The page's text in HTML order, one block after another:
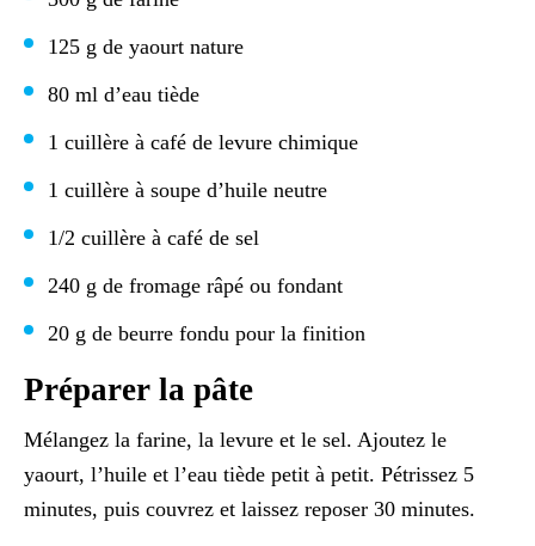
125 g de yaourt nature
80 ml d’eau tiède
1 cuillère à café de levure chimique
1 cuillère à soupe d’huile neutre
1/2 cuillère à café de sel
240 g de fromage râpé ou fondant
20 g de beurre fondu pour la finition
Préparer la pâte
Mélangez la farine, la levure et le sel. Ajoutez le
yaourt, l’huile et l’eau tiède petit à petit. Pétrissez 5
minutes, puis couvrez et laissez reposer 30 minutes.